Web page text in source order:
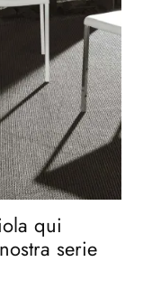
qui
serie